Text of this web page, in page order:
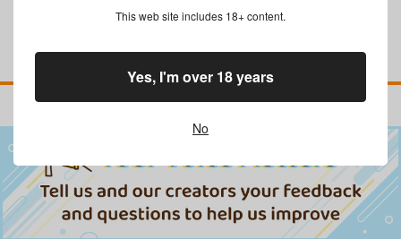
This web site includes 18+ content.
No
Yes, I'm over 18 years